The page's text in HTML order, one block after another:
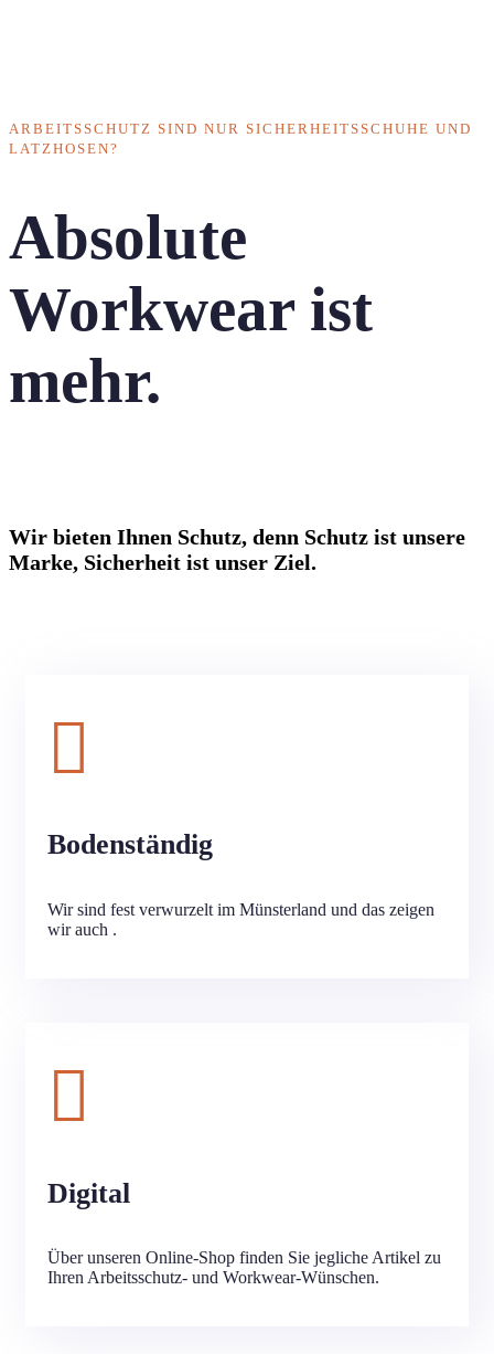
ARBEITSSCHUTZ SIND NUR SICHERHEITSSCHUHE UND
LATZHOSEN?
Absolute
Workwear ist
mehr.
Wir bieten Ihnen Schutz, denn Schutz ist unsere
Marke, Sicherheit ist unser Ziel.
Bodenständig
Wir sind fest verwurzelt im Münsterland und das zeigen
wir auch .
Digital
Über unseren Online-Shop finden Sie jegliche Artikel zu
Ihren Arbeitsschutz- und Workwear-Wünschen.